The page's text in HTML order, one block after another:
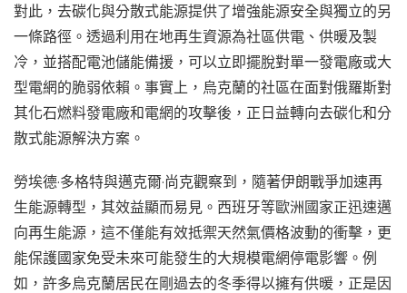
對此，去碳化與分散式能源提供了增強能源安全與獨立的另
一條路徑。透過利用在地再生資源為社區供電、供暖及製
冷，並搭配電池儲能備援，可以立即擺脫對單一發電廠或大
型電網的脆弱依賴。事實上，烏克蘭的社區在面對俄羅斯對
其化石燃料發電廠和電網的攻擊後，正日益轉向去碳化和分
散式能源解決方案。
勞埃德·多格特與邁克爾·尚克觀察到，隨著伊朗戰爭加速再
生能源轉型，其效益顯而易見。西班牙等歐洲國家正迅速邁
向再生能源，這不僅能有效抵禦天然氣價格波動的衝擊，更
能保護國家免受未來可能發生的大規模電網停電影響。例
如，許多烏克蘭居民在剛過去的冬季得以擁有供暖，正是因